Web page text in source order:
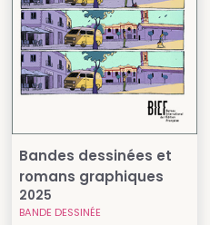
Bandes dessinées et
romans graphiques
2025
BANDE DESSINÉE